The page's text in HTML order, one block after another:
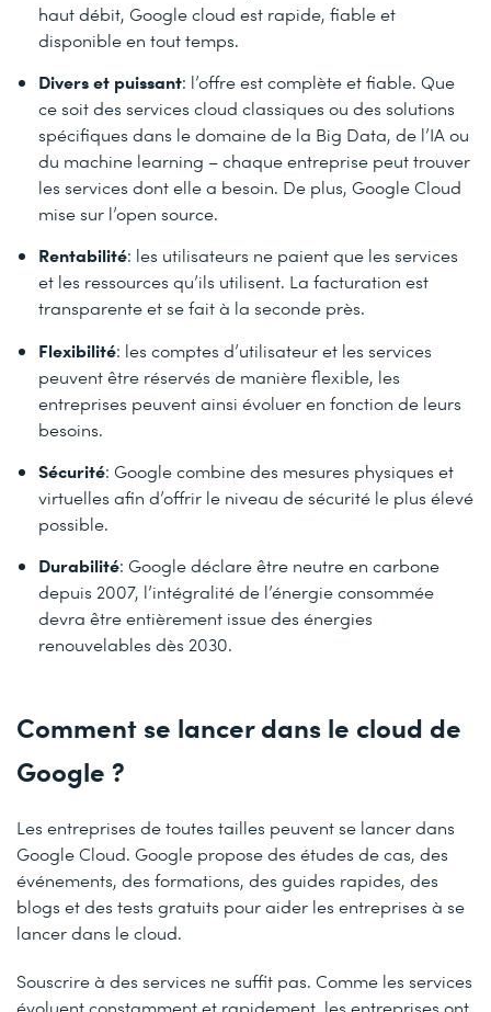
haut débit, Google cloud est rapide, fiable et
disponible en tout temps.
Divers et puissant: l’offre est complète et fiable. Que
ce soit des services cloud classiques ou des solutions
spécifiques dans le domaine de la Big Data, de l’IA ou
du machine learning – chaque entreprise peut trouver
les services dont elle a besoin. De plus, Google Cloud
mise sur l’open source.
Rentabilité: les utilisateurs ne paient que les services
et les ressources qu’ils utilisent. La facturation est
transparente et se fait à la seconde près.
Flexibilité: les comptes d’utilisateur et les services
peuvent être réservés de manière flexible, les
entreprises peuvent ainsi évoluer en fonction de leurs
besoins.
Sécurité: Google combine des mesures physiques et
virtuelles afin d’offrir le niveau de sécurité le plus élevé
possible.
Durabilité: Google déclare être neutre en carbone
depuis 2007, l’intégralité de l’énergie consommée
devra être entièrement issue des énergies
renouvelables dès 2030.
Comment se lancer dans le cloud de
Google ?
Les entreprises de toutes tailles peuvent se lancer dans
Google Cloud. Google propose des études de cas, des
événements, des formations, des guides rapides, des
blogs et des tests gratuits pour aider les entreprises à se
lancer dans le cloud.
Souscrire à des services ne suffit pas. Comme les services
évoluent constamment et rapidement, les entreprises ont